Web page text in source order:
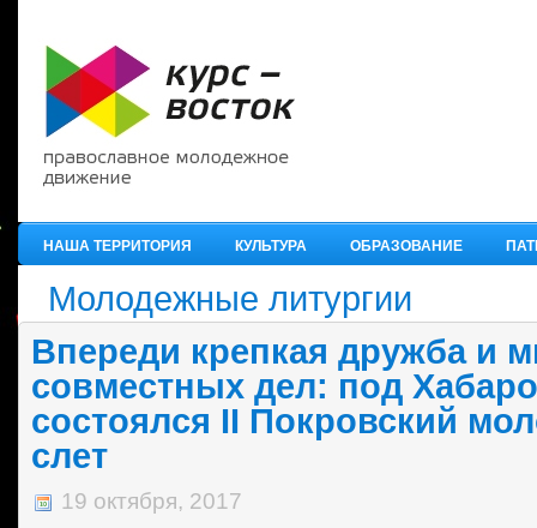
НАША ТЕРРИТОРИЯ КУЛЬТУРА ОБРАЗОВАНИЕ
Молодежные литургии
Впереди крепкая дружба и
совместных дел: под
состоялся II Покровский
слет
19 октября, 2017